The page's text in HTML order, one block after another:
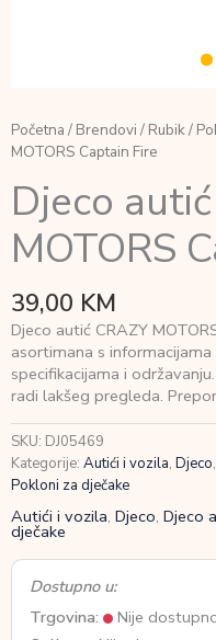
Početna / Brendovi / Rubik/
MOTORS Captain Fire
Djeco
MOTORS
39,00 KM
Djeco autić CRAZY
asortimana s informacijama
specifikacijama i
radi lakšeg pregleda.
SKU: DJ05469
Kategorije: Autići i vozila, Djeco,
Pokloni za dječake
Autići i vozila, Djeco, Djeco
dječake
Dostupno u:
Trgovina:
Nije